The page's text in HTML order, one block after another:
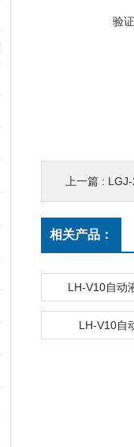
验
上一篇 :
相关产品：
LH-V10自动
LH-V10自